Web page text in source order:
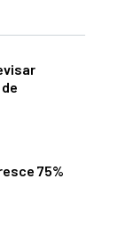
75%